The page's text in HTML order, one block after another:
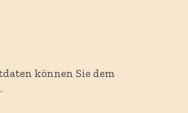
können Sie dem